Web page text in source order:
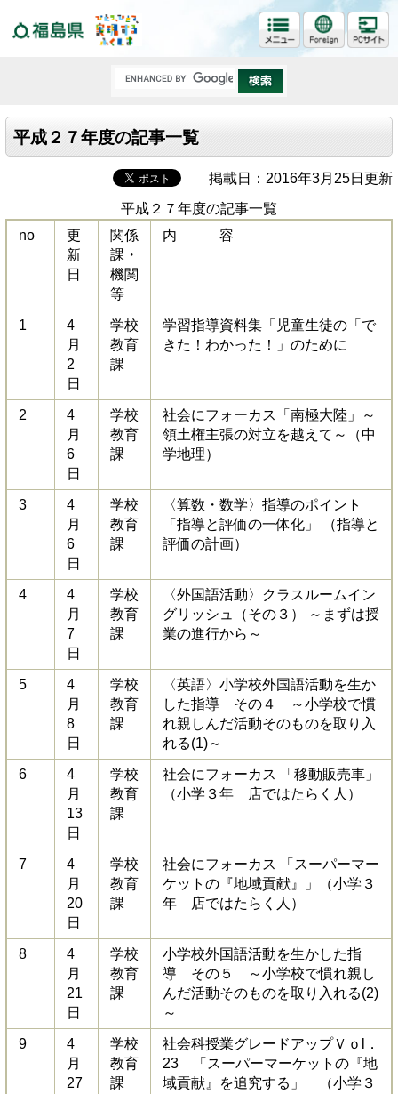
平成２７年度の記事一覧
掲載日：2016年3月25日更新
平成２７年度の記事一覧
no
更
新
日
関係
課・
機関
等
内 容
1
4
月
2
日
学校
教育
課
学習指導資料集「児童生徒の「で
きた！わかった！」のために
2
4
月
6
日
学校
教育
課
社会にフォーカス「南極大陸」～
領土権主張の対立を越えて～（中
学地理）
3
4
月
6
日
学校
教育
課
〈算数・数学〉指導のポイント
「指導と評価の一体化」 （指導と
評価の計画）
4
4
月
7
日
学校
教育
課
〈外国語活動〉クラスルームイン
グリッシュ（その３） ～まずは授
業の進行から～
5
4
月
8
日
学校
教育
課
〈英語〉小学校外国語活動を生か
した指導 その４ ～小学校で慣
れ親しんだ活動そのものを取り入
れる(1)～
6
4
月
13
日
学校
教育
課
社会にフォーカス 「移動販売車」
（小学３年 店ではたらく人）
7
4
月
20
日
学校
教育
課
社会にフォーカス 「スーパーマー
ケットの『地域貢献』」（小学３
年 店ではたらく人）
8
4
月
21
日
学校
教育
課
小学校外国語活動を生かした指
導 その５ ～小学校で慣れ親し
んだ活動そのものを取り入れる(2)
～
9
4
月
27
学校
教育
課
社会科授業グレードアップＶｏl．
23 「スーパーマーケットの『地
域貢献』を追究する」 （小学３